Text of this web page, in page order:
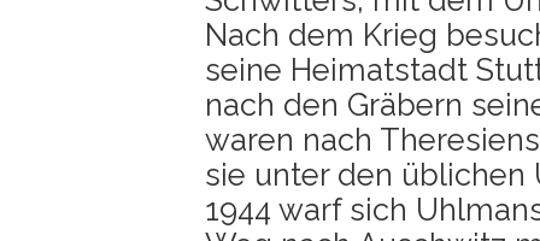
Nach dem Krieg
sei­ne Hei­mat­stadt
nach den Grä­bern
waren nach
sie unter den übli­chen
1944 warf sich